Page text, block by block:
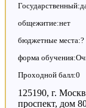
общежитие:нет
бюджетные места:?
форма
Проходной балл:0
125190, г.
проспект, дом